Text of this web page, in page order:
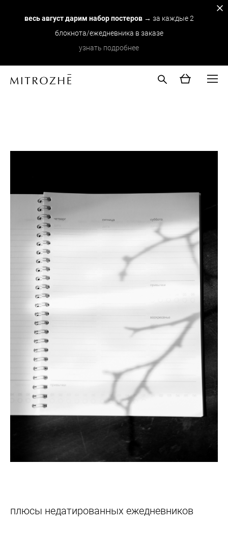
весь август дарим набор постеров→ за каждые 2
блокнота/ежедневника в заказе
узнать подробнее
плюсы недатированных ежедневников